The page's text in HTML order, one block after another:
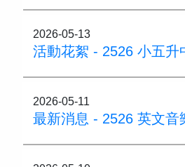
2026-05-13
2026-05-11